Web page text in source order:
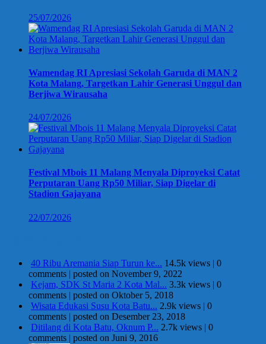
25/07/2026
Wamendag RI Apresiasi Sekolah Garuda di MAN 2
Kota Malang, Targetkan Lahir Generasi Unggul dan
Berjiwa Wirausaha
24/07/2026
Festival Mbois 11 Malang Menyala Diproyeksi Catat
Perputaran Uang Rp50 Miliar, Siap Digelar di
Stadion Gajayana
22/07/2026
40 Ribu Aremania Siap Turun ke... 14.5k views | 0
comments | posted on November 9, 2022
Kejam, SDK St Maria 2 Kota Mal... 3.3k views | 0
comments | posted on Oktober 5, 2018
Wisata Edukasi Susu Kota Batu... 2.9k views | 0
comments | posted on Desember 23, 2018
Ditilang di Kota Batu, Oknum P... 2.7k views | 0
comments | posted on Juni 9, 2016